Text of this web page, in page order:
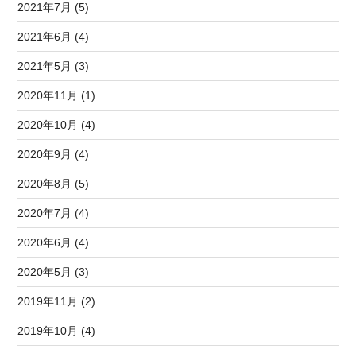
2021年7月 (5)
2021年6月 (4)
2021年5月 (3)
2020年11月 (1)
2020年10月 (4)
2020年9月 (4)
2020年8月 (5)
2020年7月 (4)
2020年6月 (4)
2020年5月 (3)
2019年11月 (2)
2019年10月 (4)